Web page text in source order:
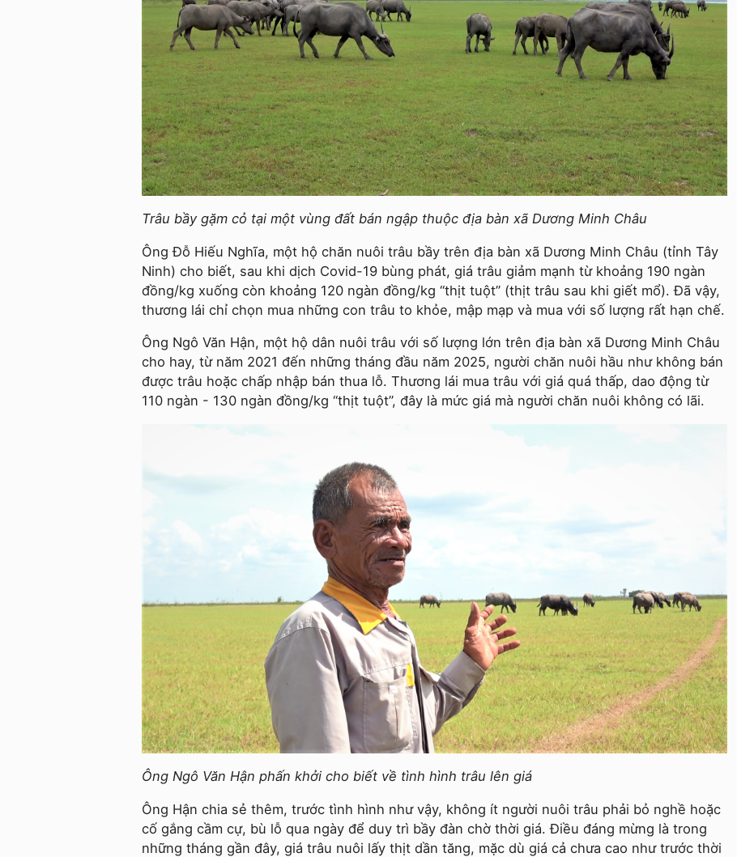
Trâu bầy gặm cỏ tại một vùng đất bán ngập thuộc địa bàn xã Dương Minh Châu
Ông Đỗ Hiếu Nghĩa, một hộ chăn nuôi trâu bầy trên địa bàn xã Dương Minh Châu (tỉnh Tây
Ninh) cho biết, sau khi dịch Covid-19 bùng phát, giá trâu giảm mạnh từ khoảng 190 ngàn
đồng/kg xuống còn khoảng 120 ngàn đồng/kg “thịt tuột” (thịt trâu sau khi giết mổ). Đã vậy,
thương lái chỉ chọn mua những con trâu to khỏe, mập mạp và mua với số lượng rất hạn chế.
Ông Ngô Văn Hận, một hộ dân nuôi trâu với số lượng lớn trên địa bàn xã Dương Minh Châu
cho hay, từ năm 2021 đến những tháng đầu năm 2025, người chăn nuôi hầu như không bán
được trâu hoặc chấp nhập bán thua lỗ. Thương lái mua trâu với giá quá thấp, dao động từ
110 ngàn - 130 ngàn đồng/kg “thịt tuột”, đây là mức giá mà người chăn nuôi không có lãi.
Ông Ngô Văn Hận phấn khởi cho biết về tình hình trâu lên giá
Ông Hận chia sẻ thêm, trước tình hình như vậy, không ít người nuôi trâu phải bỏ nghề hoặc
cố gắng cầm cự, bù lỗ qua ngày để duy trì bầy đàn chờ thời giá. Điều đáng mừng là trong
những tháng gần đây, giá trâu nuôi lấy thịt dần tăng, mặc dù giá cả chưa cao như trước thời